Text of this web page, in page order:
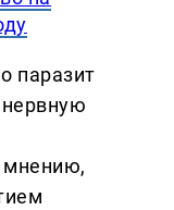
паразит
нервную
мнению,